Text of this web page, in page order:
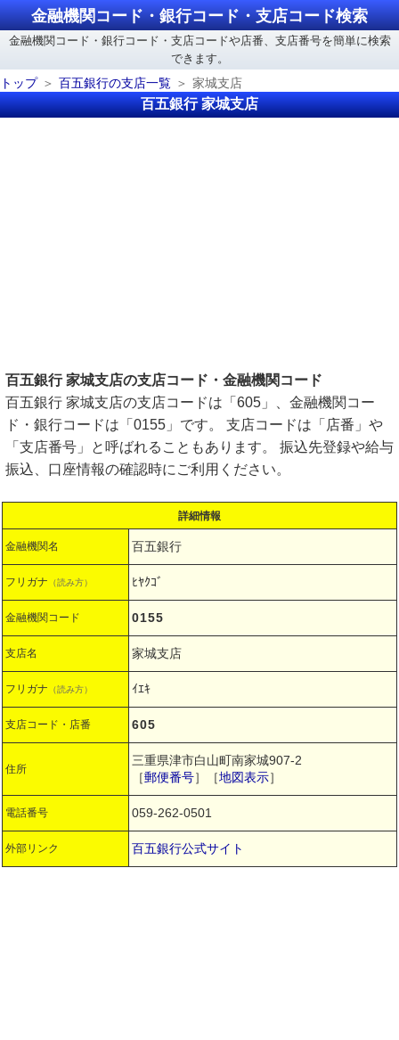
金融機関コード・銀行コード・支店コード検索
金融機関コード・銀行コード・支店コードや店番、支店番号を簡単に検索
できます。
トップ
百五銀行の支店一覧 家城支店
百五銀行 家城支店
百五銀行 家城支店の支店コード・金融機関コード
百五銀行 家城支店の支店コードは「605」、金融機関コー
ド・銀行コードは「0155」です。 支店コードは「店番」や
「支店番号」と呼ばれることもあります。 振込先登録や給与
振込、口座情報の確認時にご利用ください。
詳細情報
金融機関名 百五銀行
フリガナ （読み方） ﾋﾔｸｺﾞ
金融機関コード 0155
支店名 家城支店
フリガナ （読み方） ｲｴｷ
支店コード・店番 605
住所
三重県津市白山町南家城907-2
［郵便番号］［地図表示］
電話番号 059-262-0501
外部リンク 百五銀行公式サイト